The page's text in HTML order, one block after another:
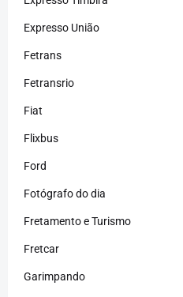
Expresso União
Fetrans
Fetransrio
Fiat
Flixbus
Ford
Fotógrafo do dia
Fretamento e Turismo
Fretcar
Garimpando